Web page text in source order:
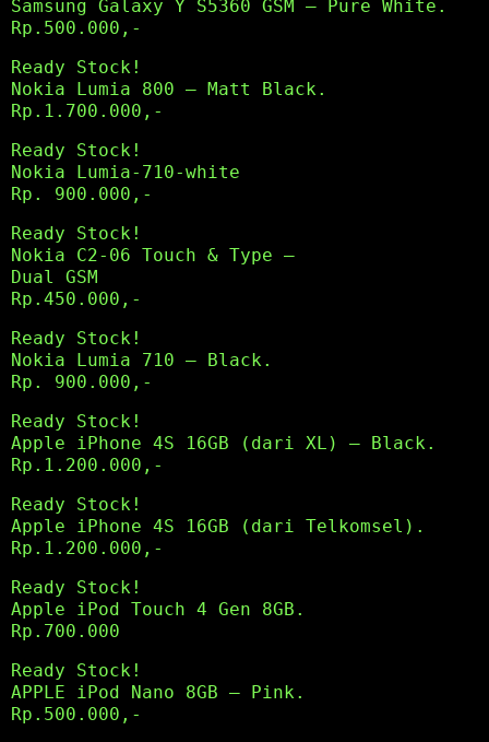
Samsung Galaxy Y S5360 GSM – Pure White.
Rp.500.000,-
Ready Stock!
Nokia Lumia 800 – Matt Black.
Rp.1.700.000,-
Ready Stock!
Nokia Lumia-710-white
Rp. 900.000,-
Ready Stock!
Nokia C2-06 Touch & Type –
Dual GSM
Rp.450.000,-
Ready Stock!
Nokia Lumia 710 – Black.
Rp. 900.000,-
Ready Stock!
Apple iPhone 4S 16GB (dari XL) – Black.
Rp.1.200.000,-
Ready Stock!
Apple iPhone 4S 16GB (dari Telkomsel).
Rp.1.200.000,-
Ready Stock!
Apple iPod Touch 4 Gen 8GB.
Rp.700.000
Ready Stock!
APPLE iPod Nano 8GB – Pink.
Rp.500.000,-